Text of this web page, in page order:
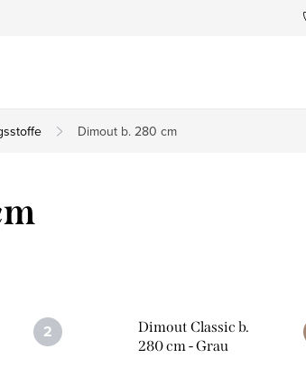
Dimout b. 280 cm
Dimout Classic b.
280 cm - Grau